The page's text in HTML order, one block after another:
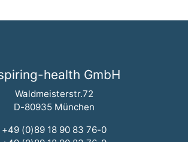
health GmbH
Waldmeisterstr.72
D-80935 München
+49 (0)89 18 90 83 76-0